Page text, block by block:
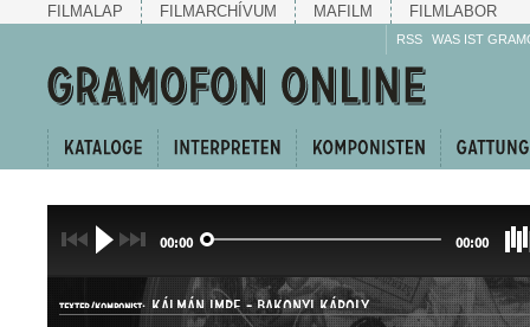
FILMALAP FILMARCHÍVUM MAFILM FILMLABOR
RSS WAS IST
00:00 00:00
TEXTER/KOMPONIST: KÁLMÁN IMRE-BAKONYI KÁROLY